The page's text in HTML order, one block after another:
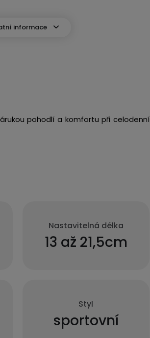
informace
pohodlí a komfortu při celodenní
Nastavitelná délka
13 až 21,5cm
Styl
sportovní